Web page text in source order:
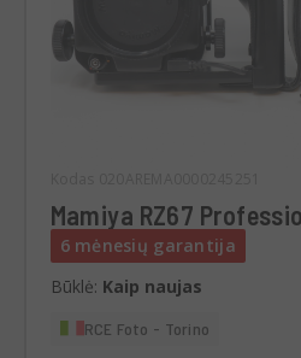
Mamiya RZ67
6 mėnesių garantija
Būklė: Kaip naujas
RCE Foto - Torino